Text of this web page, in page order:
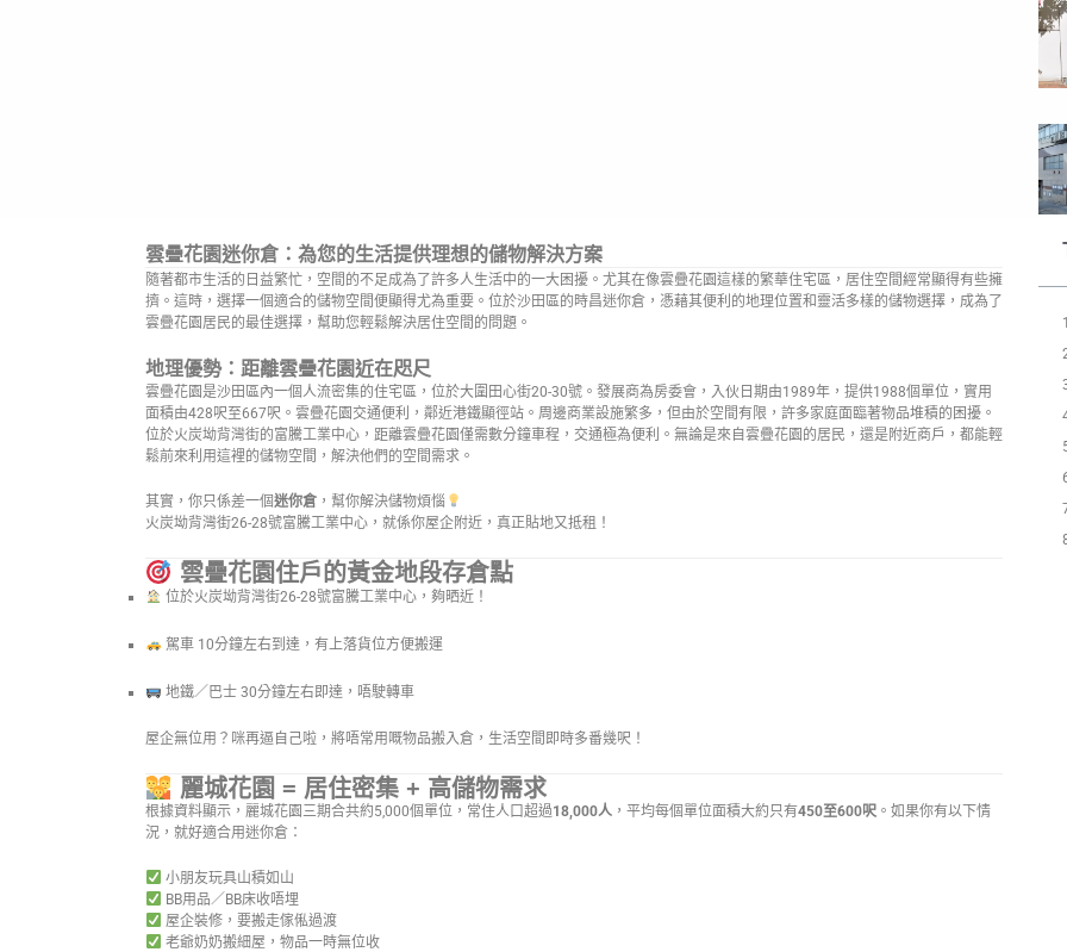
雲疊花園迷你倉：為您的生活提供理想的儲物解決方案
隨著都市生活的日益繁忙，空間的不足成為了許多人生活中的一大困擾。尤其在像雲疊花園這樣的繁華住宅區，居住空間經常顯得有些擁
擠。這時，選擇一個適合的儲物空間便顯得尤為重要。位於沙田區的時昌迷你倉，憑藉其便利的地理位置和靈活多樣的儲物選擇，成為了
雲疊花園居民的最佳選擇，幫助您輕鬆解決居住空間的問題。
地理優勢：距離雲疊花園近在咫尺
雲疊花園是沙田區內一個人流密集的住宅區，位於大圍田心街20-30號。發展商為房委會，入伙日期由1989年，提供1988個單位，實用
面積由428呎至667呎。雲疊花園交通便利，鄰近港鐵顯徑站。周邊商業設施繁多，但由於空間有限，許多家庭面臨著物品堆積的困擾。
位於火炭坳背灣街的富騰工業中心，距離雲疊花園僅需數分鐘車程，交通極為便利。無論是來自雲疊花園的居民，還是附近商戶，都能輕
鬆前來利用這裡的儲物空間，解決他們的空間需求。
其實，你只係差一個迷你倉 ，幫你解決儲物煩惱
火炭坳背灣街26-28號富騰工業中心，就係你屋企附近，真正貼地又抵租！
雲疊花園住戶的黃金地段存倉點
位於火炭坳背灣街26-28號富騰工業中心，夠晒近！
駕車 10分鐘左右到達，有上落貨位方便搬運
地鐵／巴士 30分鐘左右即達，唔駛轉車
屋企無位用？咪再逼自己啦，將唔常用嘅物品搬入倉，生活空間即時多番幾呎！
麗城花園 = 居住密集 + 高儲物需求
根據資料顯示，麗城花園三期合共約5,000個單位，常住人口超過18,000人 ，平均每個單位面積大約只有450至600呎 。如果你有以下情
況，就好適合用迷你倉：
小朋友玩具山積如山
BB用品／BB床收唔埋
屋企裝修，要搬走傢俬過渡
老爺奶奶搬細屋，物品一時無位收